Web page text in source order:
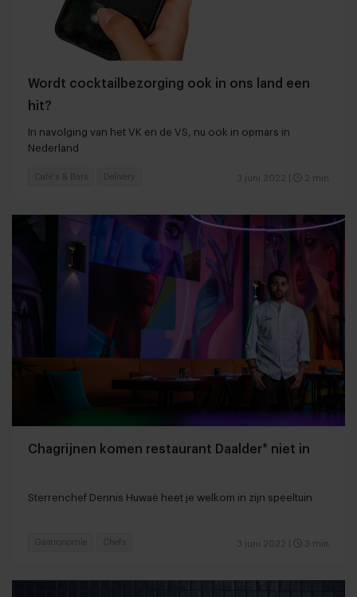
Wordt cocktailbezorging ook in ons land een
hit?
In navolging van het VK en de VS, nu ook in opmars in
Nederland
3 juni 2022 2 min
Café's & Bars Delivery
Chagrijnen komen restaurant Daalder* niet in
Sterrenchef Dennis Huwaë heet je welkom in zijn speeltuin
3 juni 2022 3 min
Gastronomie Chefs